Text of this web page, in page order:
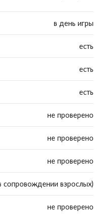
в день игры
есть
есть
есть
не проверено
не проверено
не проверено
сопровождении взрослых)
не проверено